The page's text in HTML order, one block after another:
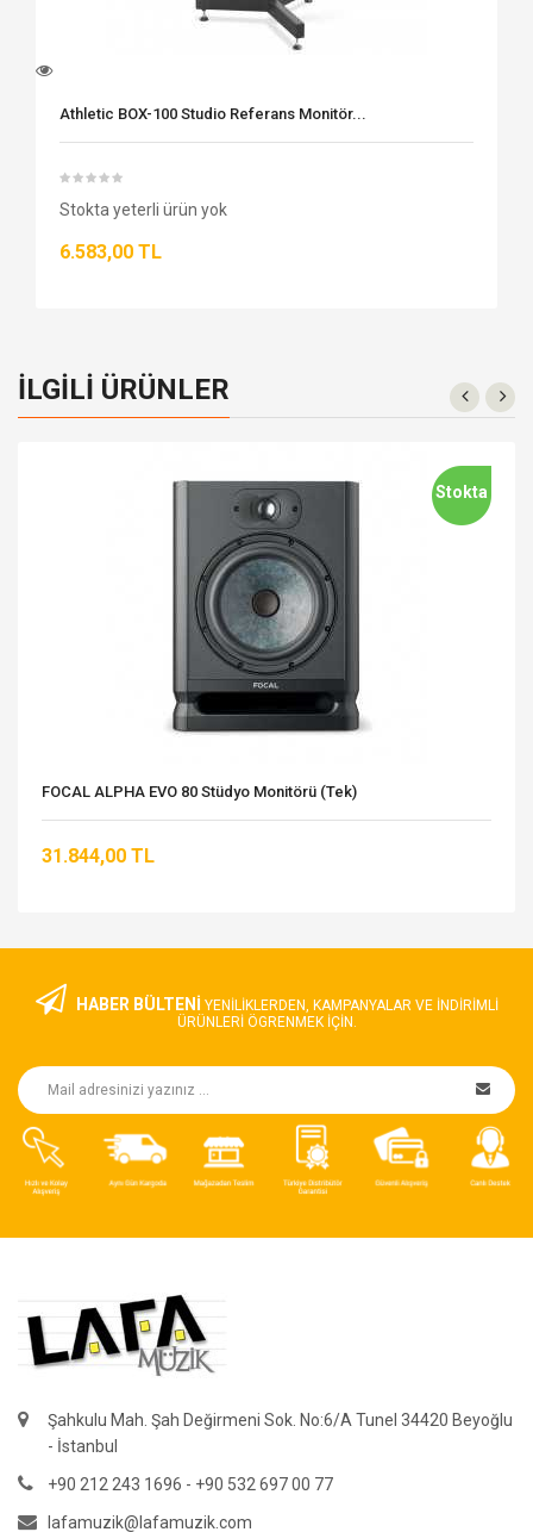
Athletic BOX-100 Studio Referans Monitör...
Stokta yeterli ürün yok
6.583,00 TL
İLGILI ÜRÜNLER
Stokta
FOCAL ALPHA EVO 80 Stüdyo Monitörü (Tek)
31.844,00 TL
HABER BÜLTENİ YENILIKLERDEN, KAMPANYALAR VE INDIRIMLI
ÜRÜNLERI ÖGRENMEK IÇIN.
Şahkulu Mah. Şah Değirmeni Sok. No:6/A Tunel 34420 Beyoğlu
- İstanbul
+90 212 243 1696 - +90 532 697 00 77
lafamuzik@lafamuzik.com